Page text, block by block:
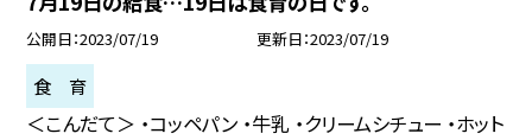
公開日 2023/07/19 更新日 2023/07/19
食 育
＜こんだて＞ ・コッペパン ・牛乳 ・クリームシチュー ・ホット